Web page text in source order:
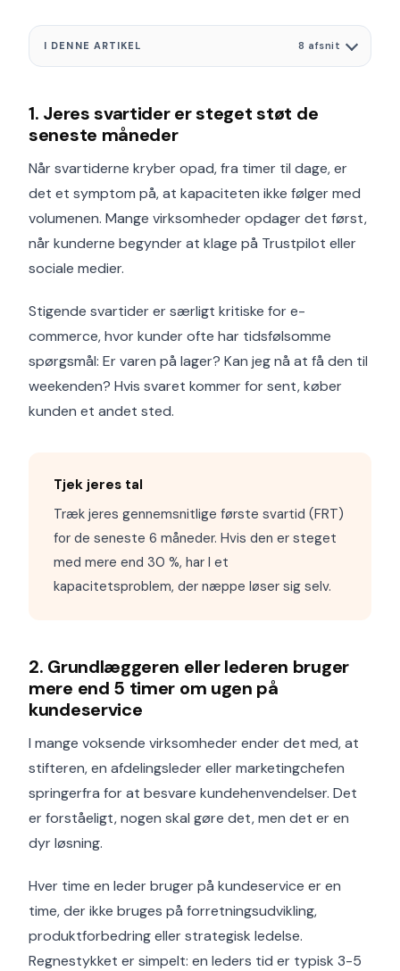
I DENNE ARTIKEL 8 afsnit
1. Jeres svartider er steget støt de
seneste måneder
Når svartiderne kryber opad, fra timer til dage, er
det et symptom på, at kapaciteten ikke følger med
volumenen. Mange virksomheder opdager det først,
når kunderne begynder at klage på Trustpilot eller
sociale medier.
Stigende svartider er særligt kritiske for e-
commerce, hvor kunder ofte har tidsfølsomme
spørgsmål: Er varen på lager? Kan jeg nå at få den til
weekenden? Hvis svaret kommer for sent, køber
kunden et andet sted.
Tjek jeres tal
Træk jeres gennemsnitlige første svartid (FRT)
for de seneste 6 måneder. Hvis den er steget
med mere end 30 %, har I et
kapacitetsproblem, der næppe løser sig selv.
2. Grundlæggeren eller lederen bruger
mere end 5 timer om ugen på
kundeservice
I mange voksende virksomheder ender det med, at
stifteren, en afdelingsleder eller marketingchefen
springerfra for at besvare kundehenvendelser. Det
er forståeligt, nogen skal gøre det, men det er en
dyr løsning.
Hver time en leder bruger på kundeservice er en
time, der ikke bruges på forretningsudvikling,
produktforbedring eller strategisk ledelse.
Regnestykket er simpelt: en leders tid er typisk 3-5